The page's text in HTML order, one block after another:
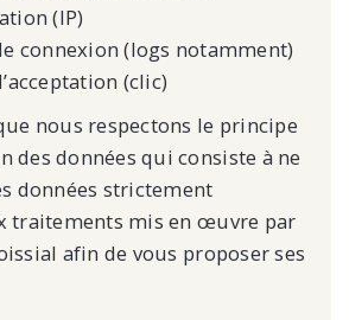
(IP)
connexion (logs notamment)
(clic)
nous respectons le principe
des données qui consiste à ne
données strictement
traitements mis en œuvre par
afin de vous proposer ses